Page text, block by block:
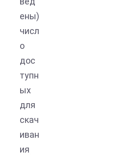
ены)
числ
о
дос
тупн
ых
для
скач
иван
ия